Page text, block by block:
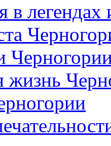
в легендах
жизнь